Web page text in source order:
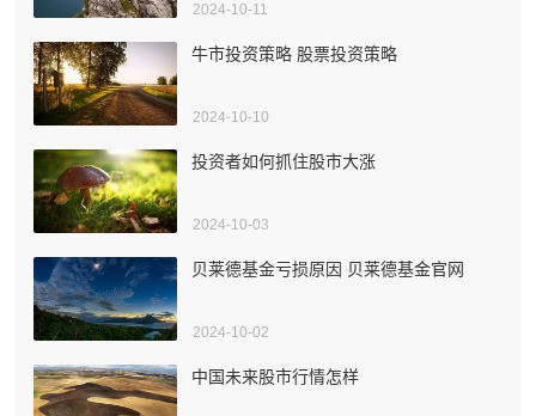
2024-10-11
牛市投资策略 股票投资策略
2024-10-10
投资者如何抓住股市大涨
2024-10-03
贝莱德基金亏损原因 贝莱德基金官网
2024-10-02
中国未来股市行情怎样